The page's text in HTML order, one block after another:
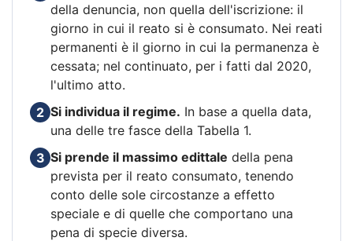
della denuncia, non quella dell'iscrizione: il
giorno in cui il reato si è consumato. Nei reati
permanenti è il giorno in cui la permanenza è
cessata; nel continuato, per i fatti dal 2020,
l'ultimo atto.
2 Si individua il regime. In base a quella data,
una delle tre fasce della Tabella 1.
3 Si prende il massimo edittale della pena
prevista per il reato consumato, tenendo
conto delle sole circostanze a effetto
speciale e di quelle che comportano una
pena di specie diversa.